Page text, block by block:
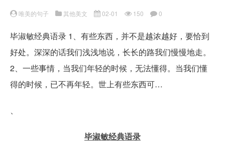
唯美的句子 其他美文 02-01 150 0
毕淑敏经典语录 1、有些东西，并不是越浓越好，要恰到
好处。深深的话我们浅浅地说，长长的路我们慢慢地走。
2、一些事情，当我们年轻的时候，无法懂得。当我们懂
得的时候，已不再年轻。世上有些东西可…
毕淑敏经典语录